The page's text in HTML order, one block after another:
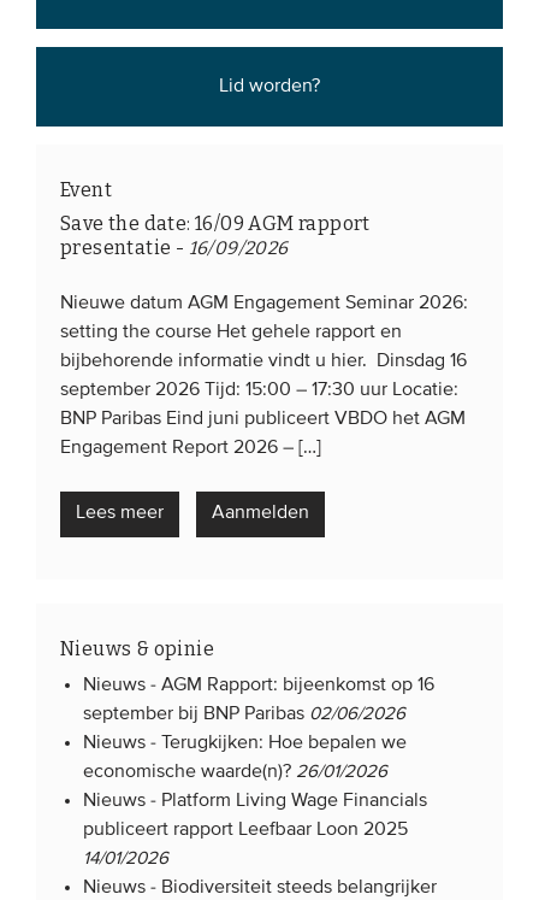
Lid worden?
Event
Save the date: 16/09 AGM rapport
presentatie - 16/09/2026
Nieuwe datum AGM Engagement Seminar 2026:
setting the course Het gehele rapport en
bijbehorende informatie vindt u hier. Dinsdag 16
september 2026 Tijd: 15:00 – 17:30 uur Locatie:
BNP Paribas Eind juni publiceert VBDO het AGM
Engagement Report 2026 – […]
Lees meer Aanmelden
Nieuws & opinie
Nieuws -AGM Rapport: bijeenkomst op 16
september bij BNP Paribas 02/06/2026
Nieuws -
Terugkijken: Hoe bepalen we
economische waarde(n)? 26/01/2026
Nieuws - Platform Living Wage Financials
publiceert rapport Leefbaar Loon 2025
14/01/2026
Nieuws - Biodiversiteit steeds belangrijker